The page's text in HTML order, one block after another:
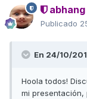
abhang
Publicado
En 24/10/
Hoola todos!
mi presentación,